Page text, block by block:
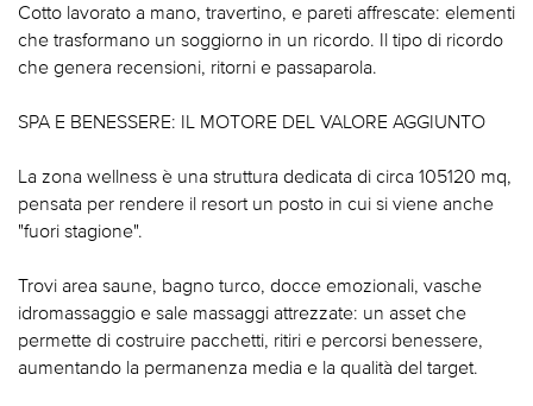
Cotto lavorato a mano, travertino, e pareti affrescate: elementi
che trasformano un soggiorno in un ricordo. Il tipo di ricordo
che genera recensioni, ritorni e passaparola.
SPA E BENESSERE: IL MOTORE DEL VALORE AGGIUNTO
La zona wellness è una struttura dedicata di circa 105120 mq,
pensata per rendere il resort un posto in cui si viene anche
"fuori stagione".
Trovi area saune, bagno turco, docce emozionali, vasche
idromassaggio e sale massaggi attrezzate: un asset che
permette di costruire pacchetti, ritiri e percorsi benessere,
aumentando la permanenza media e la qualità del target.